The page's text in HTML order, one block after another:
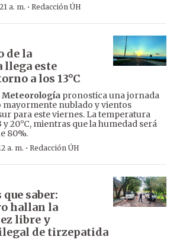
a. m. · Redacción ÚH
de la
llega este
a los 13°C
Meteorología pronostica una jornada
mayormente nublado y vientos
para este viernes. La temperatura
y 20°C, mientras que la humedad será
80%.
a. m. · Redacción ÚH
que saber:
hallan la
libre y
de tirzepatida